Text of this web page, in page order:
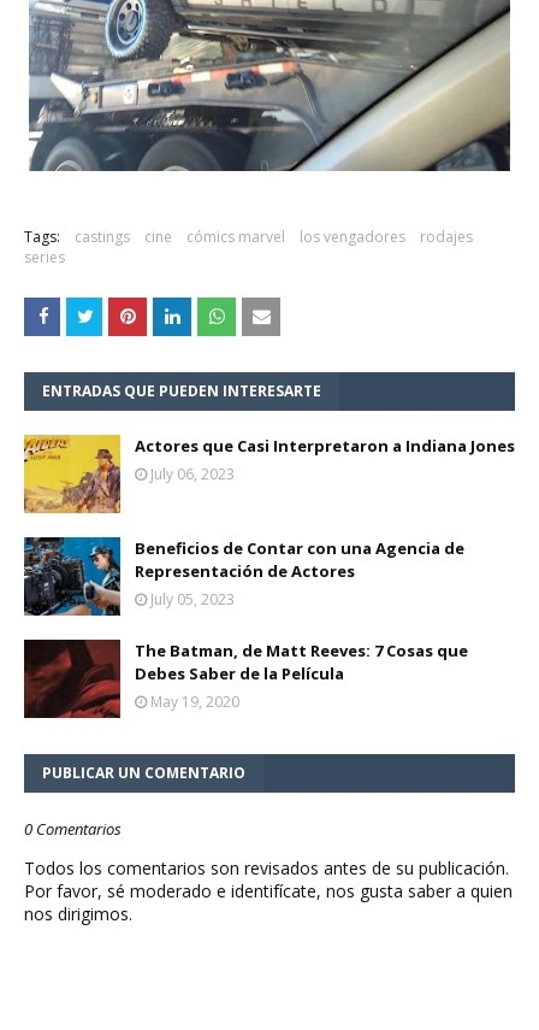
Tags: castings cine cómics marvel los vengadores
rodajes
series
ENTRADAS QUE PUEDEN INTERESARTE
Actores que Casi Interpretaron a Indiana Jones
July 06, 2023
Beneficios de Contar con una Agencia de
Representación de Actores
July 05, 2023
The Batman, de Matt Reeves: 7 Cosas que
Debes Saber de la Película
May 19, 2020
PUBLICAR UN COMENTARIO
0 Comentarios
Todos los comentarios son revisados antes de su publicación.
Por favor, sé moderado e identifícate, nos gusta saber a quien
nos dirigimos.